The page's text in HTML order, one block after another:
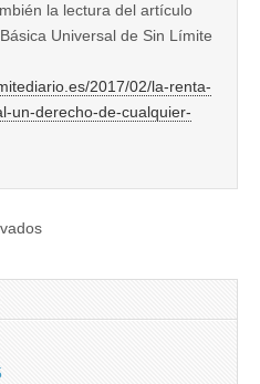
la lectura del artículo
Universal de Sin Límite
2017/02/la-renta-
un-derecho-de-cualquier-